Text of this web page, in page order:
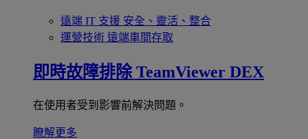
遠端 IT 支援 安全、靈活、整合
運營技術 遠端車間存取
即時故障排除 TeamViewer DEX
在使用者受到影響前解決問題。
瞭解更多